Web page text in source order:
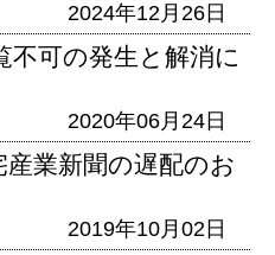
2024年12月26日
不可の発生と解消に
2020年06月24日
業新聞の遅配のお
2019年10月02日